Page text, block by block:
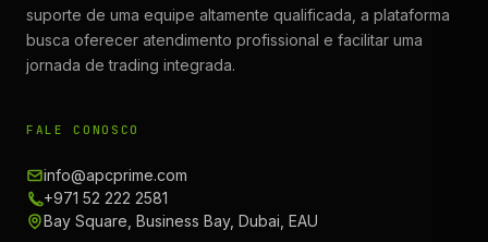
suporte de uma equipe altamente qualificada, a plataforma
busca oferecer atendimento profissional e facilitar uma
jornada de trading integrada.
FALE CONOSCO
info@apcprime.com
+971 52 222 2581
Bay Square, Business Bay, Dubai, EAU